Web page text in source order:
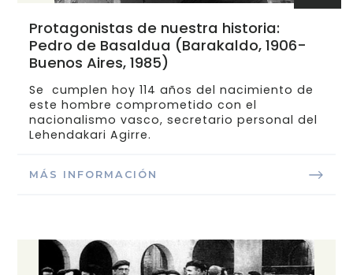
Protagonistas de nuestra historia:
Pedro de Basaldua (Barakaldo, 1906-
Buenos Aires, 1985)
Se cumplen hoy 114 años del nacimiento de
este hombre comprometido con el
nacionalismo vasco, secretario personal del
Lehendakari Agirre.
MÁS INFORMACIÓN